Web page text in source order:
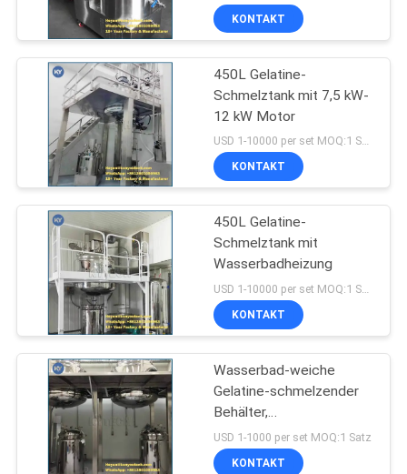
BITTE UM
EIN
ANGEBOT
SITEMAP
PRIVACY
POLICY
anlage
KONTAKT
450L Gelatine-
Schmelztank mit 7,5 kW-
12 kW Motor
USD 1-10000 per set MOQ:1 Satz
KONTAKT
450L Gelatine-
Schmelztank mit
Wasserbadheizung
USD 1-10000 per set MOQ:1 Satz
KONTAKT
Wasserbad-weiche
Gelatine-schmelzender
Behälter,
Kompaktbauweise
Softgel-Sammelbehälter
USD 1-1000 per set MOQ:1 Satz
KONTAKT